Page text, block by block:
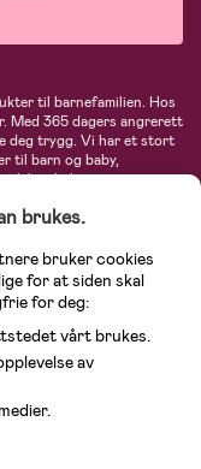
til barnefamilien. Hos
Med 365 dagers angrerett
deg trygg. Vi har et stort
til barn og baby,
leker, babyustyr og mye
Ergobaby, Philips
brukes.
bruker cookies
for at siden skal
for deg:
vårt brukes.
av